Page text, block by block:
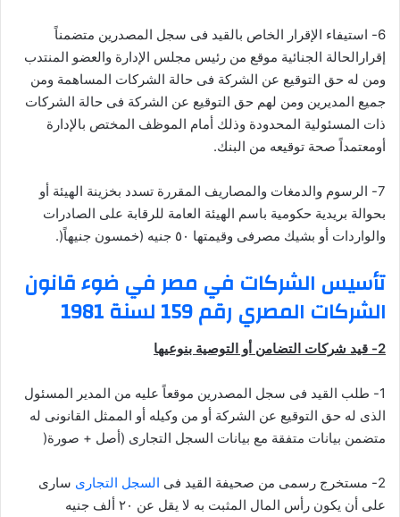
6- استيفاء الإقرار الخاص بالقيد فى سجل المصدرين متضمناً
إقرارالحالة الجنائية موقع من رئيس مجلس الإدارة والعضو المنتدب
ومن له حق التوقيع عن الشركة فى حالة الشركات المساهمة ومن
جميع المديرين ومن لهم حق التوقيع عن الشركة فى حالة الشركات
ذات المسئولية المحدودة وذلك أمام الموظف المختص بالإدارة
أومعتمداً صحة توقيعه من البنك.
7- الرسوم والدمغات والمصاريف المقررة تسدد بخزينة الهيئة أو
بحوالة بريدية حكومية باسم الهيئة العامة للرقابة على الصادرات
والواردات أو بشيك مصرفى وقيمتها ٥٠ جنيه (خمسون جنيهاً(.
تأسيس الشركات في مصر في ضوء قانون
الشركات المصري رقم 159 لسنة 1981
2- قيد شركات التضامن أو التوصية بنوعيها
1- طلب القيد فى سجل المصدرين موقعاً عليه من المدير المسئول
الذى له حق التوقيع عن الشركة أو من وكيله أو الممثل القانونى له
متضمن بيانات متفقة مع بيانات السجل التجارى (أصل + صورة(
2- مستخرج رسمى من صحيفة القيد فى السجل التجارى سارى
على أن يكون رأس المال المثبت به لا يقل عن ٢٠ ألف جنيه